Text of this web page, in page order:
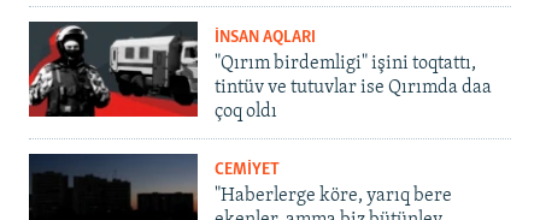
İNSAN AQLARI
"Qırım birdemligi" işini toqtattı,
tintüv ve tutuvlar ise Qırımda daa
çoq oldı
CEMİYET
"Haberlerge köre, yarıq bere